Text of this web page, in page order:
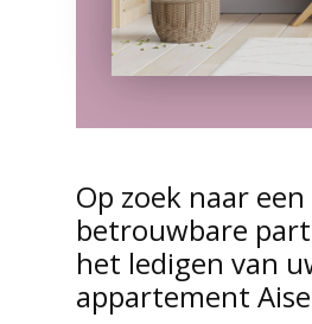
Op zoek naar een
betrouwbare
het ledigen van
appartement